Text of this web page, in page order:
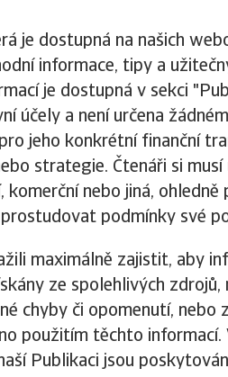
je dostupná na našich
informace, tipy a
je dostupná v sekci
účely a není určena
jeho konkrétní finanční
strategie. Čtenáři si
komerční nebo jiná,
podmínky své
maximálně zajistit, aby
ze spolehlivých
chyby či opomenutí, nebo
použitím těchto informací.
Publikaci jsou